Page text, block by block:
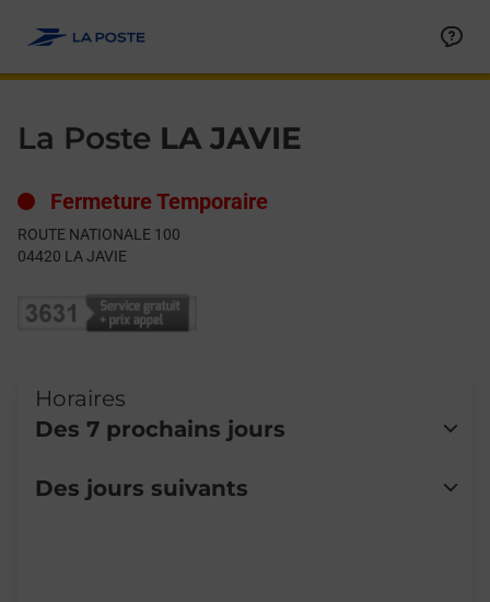
La Poste LA JAVIE
Fermeture Temporaire
ROUTE NATIONALE 100
04420 LA JAVIE
Horaires
Des 7 prochains jours
Lundi
Fermé
Des jours suivants